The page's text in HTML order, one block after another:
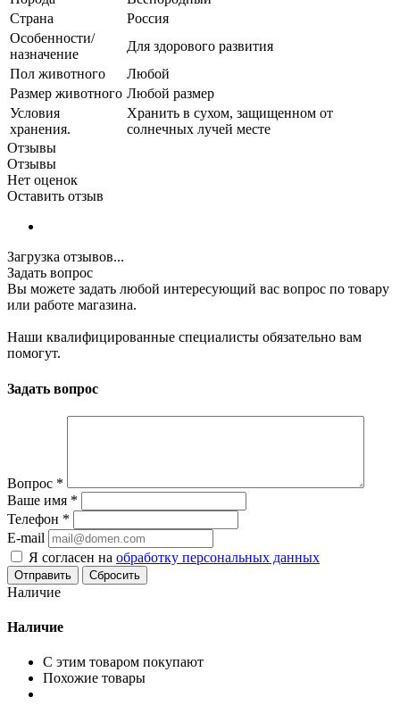
Страна
Россия
Особенности/
назначение
Для здорового развития
Пол животного
Любой
Размер животного Любой размер
Условия
хранения.
Хранить в сухом, защищенном от
солнечных лучей месте
Отзывы
Отзывы
Нет оценок
Оставить отзыв
Загрузка отзывов...
Задать вопрос
Вы можете задать любой интересующий вас вопрос по товару
или работе магазина.
Наши квалифицированные специалисты обязательно вам
помогут.
Задать вопрос
Вопрос *
Ваше имя *
Телефон *
E-mail
Я согласен на обработку персональных данных
Сбросить
Наличие
Наличие
С этим товаром покупают
Похожие товары